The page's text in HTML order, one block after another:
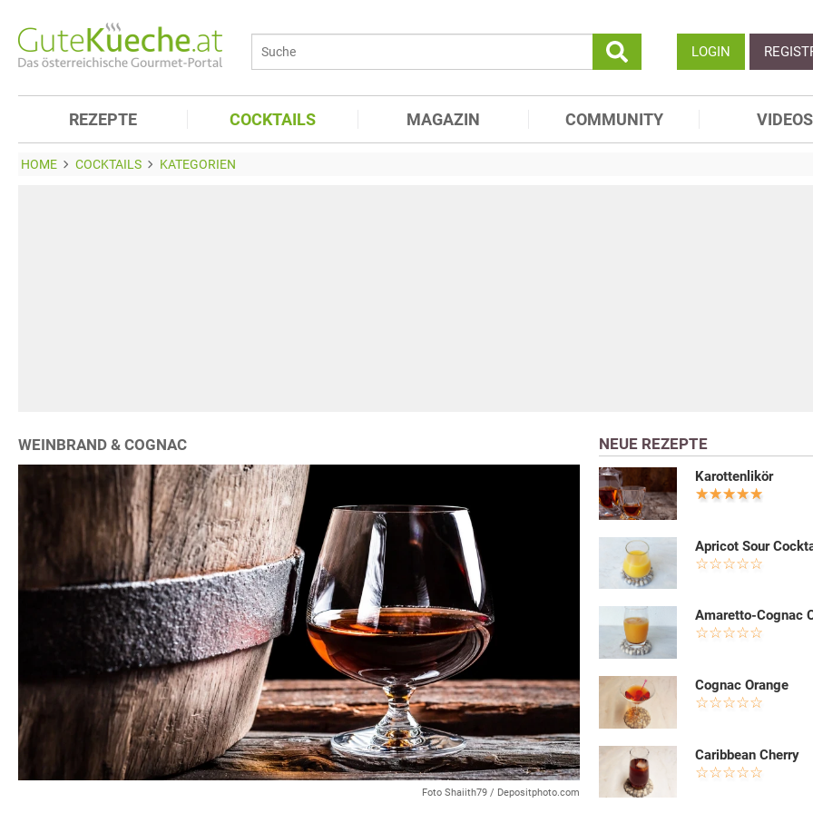
LOGIN
REZEPTE COCKTAILS MAGAZIN COMMUNITY VIDEOS
HOME COCKTAILS KATEGORIEN
WEINBRAND & COGNAC
Foto Shaiith79 / Depositphoto.com
NEUE REZEPTE
Karottenlikör
Apricot Sour
Amaretto-Cognac
Cognac Orange
Caribbean Cherry